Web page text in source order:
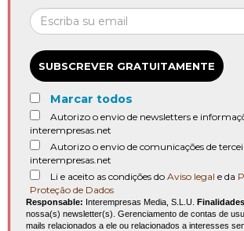
SUBSCREVER GRATUITAMENTE
Marcar todos
Autorizo o envio de newsletters e
interempresas.net
Autorizo o envio de comunicações de
interempresas.net
Li e aceito as condições do Aviso legal e da
Proteção de Dados
Responsable: Interempresas Media, S.L.U.
nossa(s) newsletter(s). Gerenciamento de contas de
mails relacionados a ele ou relacionados a interesses